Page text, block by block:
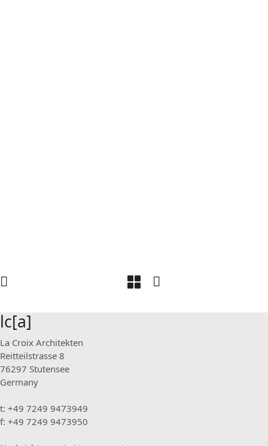
lc[a]
La Croix Architekten
Reitteilstrasse 8
76297 Stutensee
Germany
t: +49 7249 9473949
f: +49 7249 9473950